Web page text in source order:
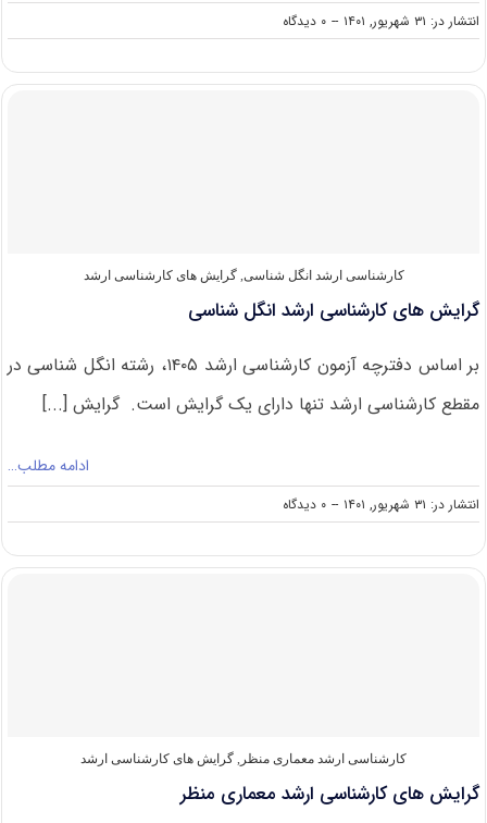
انتشار در: ۳۱ شهریور, ۱۴۰۱ -- ۰ دیدگاه
on
گرایش
کارشناسی
کارشناسی ارشد انگل شناسی,گرایش های کارشناسی ارشد
گرایش های کارشناسی ارشد انگل شناسی
بر اساس دفترچه آزمون کارشناسی ارشد ۱۴۰۵، رشته انگل شناسی در
مقطع کارشناسی ارشد تنها دارای یک گرایش است. گرایش [...]
ادامه مطلب…
انتشار در: ۳۱ شهریور, ۱۴۰۱ -- ۰ دیدگاه
on
گرایش
کارشناسی
کارشناسی ارشد معماری منظر , گرایش های کارشناسی ارشد
گرایش های کارشناسی ارشد معماری منظر